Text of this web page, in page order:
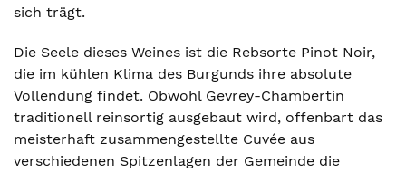
sich trägt.
Die Seele dieses Weines ist die Rebsorte Pinot Noir,
die im kühlen Klima des Burgunds ihre absolute
Vollendung findet. Obwohl Gevrey-Chambertin
traditionell reinsortig ausgebaut wird, offenbart das
meisterhaft zusammengestellte Cuvée aus
verschiedenen Spitzenlagen der Gemeinde die